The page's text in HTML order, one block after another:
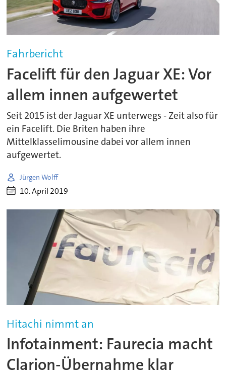
Fahrbericht
Facelift für den Jaguar XE: Vor
allem innen aufgewertet
Seit 2015 ist der Jaguar XE unterwegs - Zeit also für
ein Facelift. Die Briten haben ihre
Mittelklasselimousine dabei vor allem innen
aufgewertet.
Jürgen Wolff
10. April 2019
Hitachi nimmt an
Infotainment: Faurecia macht
Clarion-Übernahme klar